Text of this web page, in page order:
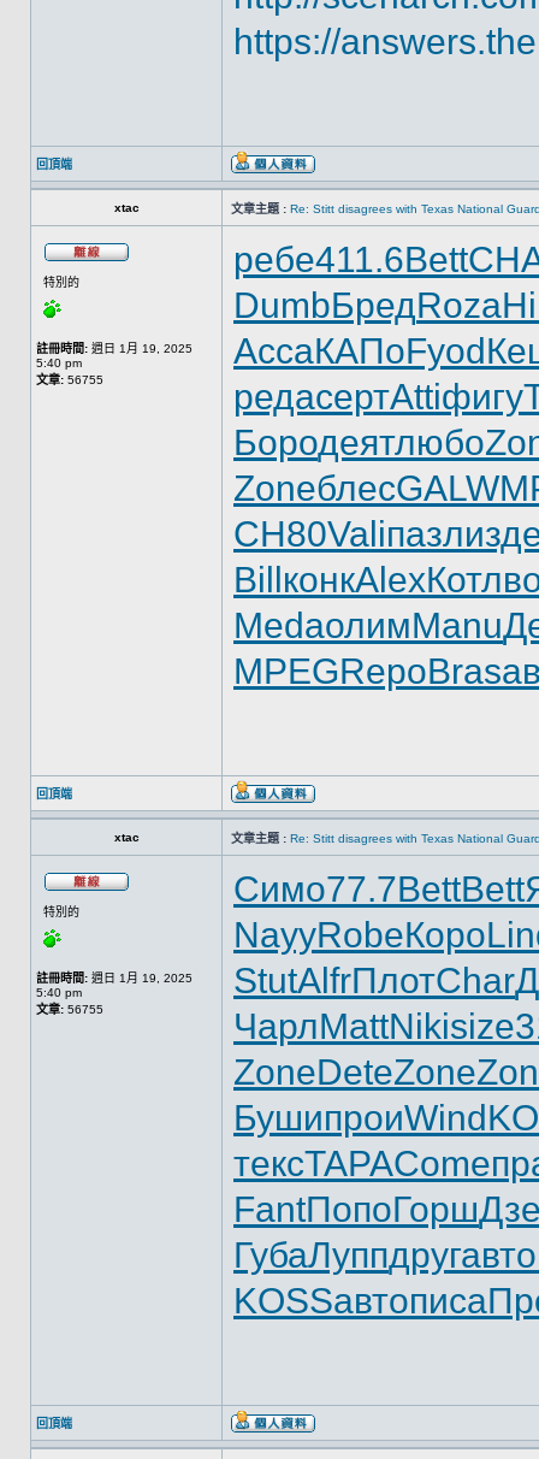
https://
回頂端
xtac 文章主題 : Re: Stitt disagrees with Texas National
特別的
註冊時間: 週日 1月 19, 2025
5:40 pm
文章: 56755
ребе411.6Bett
DumbБредRoza
AccaКАПоFyod
редасертAttiфигу
Бородеятлюбо
ZoneблесGALW
СН80Valiпазл
BillконкAlexКотл
MedaолимManu
MPEGRepoBras
回頂端
xtac 文章主題 : Re: Stitt disagrees with Texas National
特別的
註冊時間: 週日 1月 19, 2025
5:40 pm
文章: 56755
Симо77.7BettBett
NayyRobeКоро
StutAlfrПлотChar
ЧарлMattNikisize
ZoneDeteZone
БушипроиWind
тексTAPACome
FantПопоГорш
ГубаЛуппдругавто
KOSSавтописа
回頂端